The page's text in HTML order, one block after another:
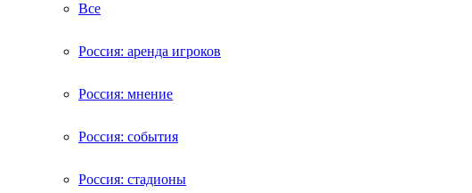
Все
Россия: аренда игроков
Россия: мнение
Россия: события
Россия: стадионы